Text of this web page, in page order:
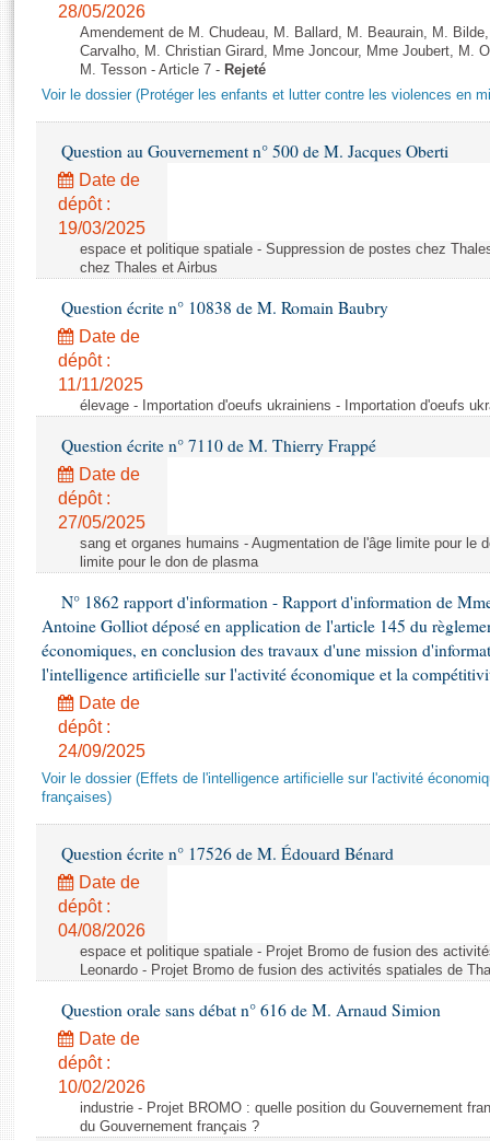
Rapports d'information
Baromètre de l’application des lois
Dossiers législatifs
Budget et sécurité sociale
Questions écrites et orales
Comptes rendus des débats
Anciennes législatures
Liens vers les sites publics
28/05/2026
Amendement de M. Chudeau, M. Ballard, M. Beaurain, M.
Carvalho, M. Christian Girard, Mme Joncour, Mme Joubert, M.
M. Tesson - Article 7 - Rejeté
Voir le dossier (Protéger les enfants et lutter contre les violences en
Question au Gouvernement n° 500 de M. Jacques Oberti
Date de
dépôt :
19/03/2025
espace et politique spatiale - Suppression de postes chez
chez Thales et Airbus
Question écrite n° 10838 de M. Romain Baubry
Date de
dépôt :
11/11/2025
élevage - Importation d'oeufs ukrainiens - Importation d'oeufs
Question écrite n° 7110 de M. Thierry Frappé
Date de
dépôt :
27/05/2025
sang et organes humains - Augmentation de l'âge limite pour le
limite pour le don de plasma
N° 1862 rapport d'information - Rapport d'information de
Antoine Golliot déposé en application de l'article 145 du
économiques, en conclusion des travaux d'une mission
l'intelligence artificielle sur l'activité économique et la
Date de
dépôt :
24/09/2025
Voir le dossier (Effets de l'intelligence artificielle sur l'activité
françaises)
Question écrite n° 17526 de M. Édouard Bénard
Date de
dépôt :
04/08/2026
espace et politique spatiale - Projet Bromo de fusion des
Leonardo - Projet Bromo de fusion des activités spatiales de
Question orale sans débat n° 616 de M. Arnaud Simion
Date de
dépôt :
10/02/2026
industrie - Projet BROMO : quelle position du Gouvernement
du Gouvernement français ?